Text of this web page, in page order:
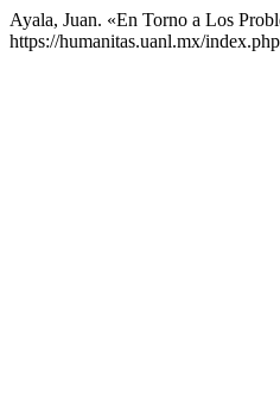
Ayala, Juan. «En Torno a Los
https://humanitas.uanl.mx/